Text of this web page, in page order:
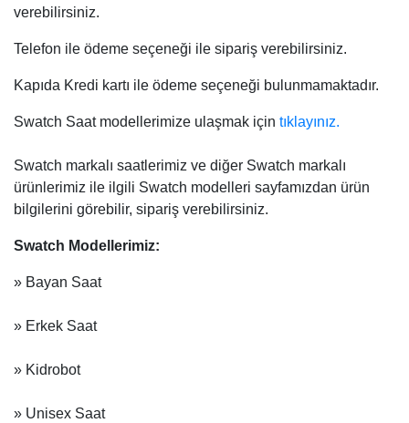
verebilirsiniz.
Telefon ile ödeme seçeneği ile sipariş verebilirsiniz.
Kapıda Kredi kartı ile ödeme seçeneği bulunmamaktadır.
Swatch Saat modellerimize ulaşmak için tıklayınız.
Swatch markalı saatlerimiz ve diğer Swatch markalı
ürünlerimiz ile ilgili Swatch modelleri sayfamızdan ürün
bilgilerini görebilir, sipariş verebilirsiniz.
Swatch Modellerimiz:
» Bayan Saat
» Erkek Saat
» Kidrobot
» Unisex Saat